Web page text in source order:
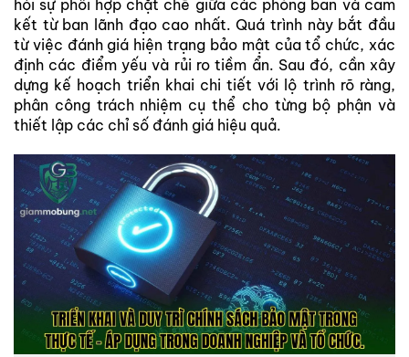
hỏi sự phối hợp chặt chẽ giữa các phòng ban và cam
kết từ ban lãnh đạo cao nhất. Quá trình này bắt đầu
từ việc đánh giá hiện trạng bảo mật của tổ chức, xác
định các điểm yếu và rủi ro tiềm ẩn. Sau đó, cần xây
dựng kế hoạch triển khai chi tiết với lộ trình rõ ràng,
phân công trách nhiệm cụ thể cho từng bộ phận và
thiết lập các chỉ số đánh giá hiệu quả.